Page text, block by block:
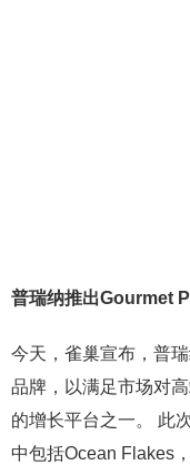
普瑞纳推出Gourmet
今天，雀巢宣布，普
品牌，以满足市场对
的增长平台之一。 此
中包括Ocean Flakes